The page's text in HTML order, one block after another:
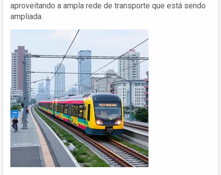
aproveitando a ampla rede de transporte que está sendo
ampliada.